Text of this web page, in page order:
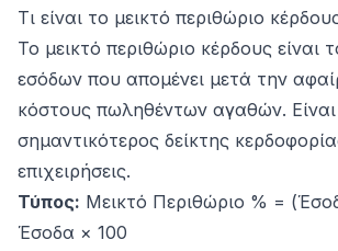
Τι είναι το μεικτό περιθώριο
Το μεικτό περιθώριο κέρδους είναι
εσόδων που απομένει μετά την
κόστους πωληθέντων αγαθών.
σημαντικότερος δείκτης
επιχειρήσεις.
Τύπος: Μεικτό Περιθώριο % =
Έσοδα × 100